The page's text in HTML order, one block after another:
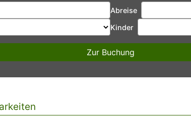
Abreise
Kinder
Zur Buchung